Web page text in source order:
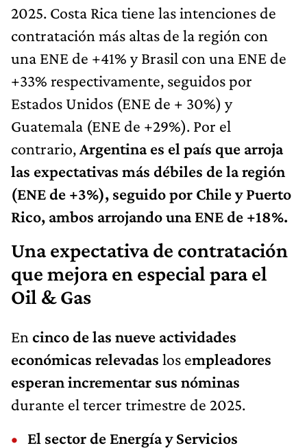
2025. Costa Rica tiene las intenciones de
contratación más altas de la región con
una ENE de +41% y Brasil con una ENE de
+33% respectivamente, seguidos por
Estados Unidos (ENE de + 30%) y
Guatemala (ENE de +29%). Por el
contrario,Argentina es el país que arroja
las expectativas más débiles de la región
(ENE de +3%), seguido por Chile y Puerto
Rico, ambos arrojando una ENE de +18%.
Una expectativa de contratación
que mejora en especial para el
Oil & Gas
En cinco de las nueve actividades
económicas relevadas los empleadores
esperan incrementar sus nóminas
durante el tercer trimestre de 2025.
El sector de Energía y Servicios